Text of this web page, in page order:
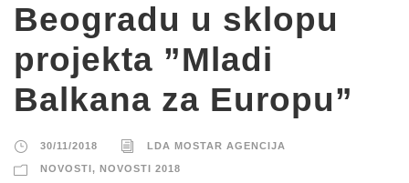
Beogradu u sklopu
projekta ”Mladi
Balkana za Europu”
30/11/2018 LDA MOSTAR AGENCIJA
NOVOSTI, NOVOSTI 2018